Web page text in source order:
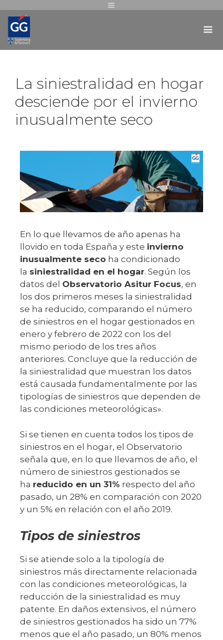
La siniestralidad en hogar
desciende por el invierno
inusualmente seco
En lo que llevamos de año apenas ha
llovido en toda España y este invierno
inusualmente seco ha condicionado
la siniestralidad en el hogar. Según los
datos del Observatorio Asitur Focus, en
los dos primeros meses la siniestralidad
se ha reducido, comparando el número
de siniestros en el hogar gestionados en
enero y febrero de 2022 con los del
mismo periodo de los tres años
anteriores. Concluye que la reducción de
la siniestralidad que muestran los datos
está causada fundamentalmente por las
tipologías de siniestros que dependen de
las condiciones meteorológicas».
Si se tienen en cuenta todos los tipos de
siniestros en el hogar, el Observatorio
señala que, en lo que llevamos de año, el
número de siniestros gestionados se
ha reducido en un 31% respecto del año
pasado, un 28% en comparación con 2020
y un 5% en relación con el año 2019.
Tipos de siniestros
Si se atiende solo a la tipología de
siniestros más directamente relacionada
con las condiciones meteorológicas, la
reducción de la siniestralidad es muy
patente. En daños extensivos, el número
de siniestros gestionados ha sido un 77%
menos que el año pasado, un 80% menos